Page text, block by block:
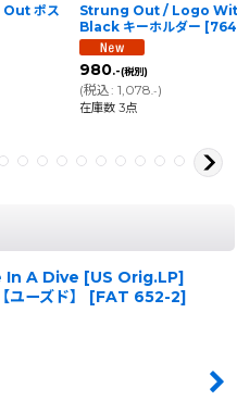
ポス
Strung Out / Logo
Black キーホルダー [
980.-(税別)
(税込: 1,078 .-)
在庫数 3点
A Dive [US Orig.LP]
ーズド】
[FAT 652-2]